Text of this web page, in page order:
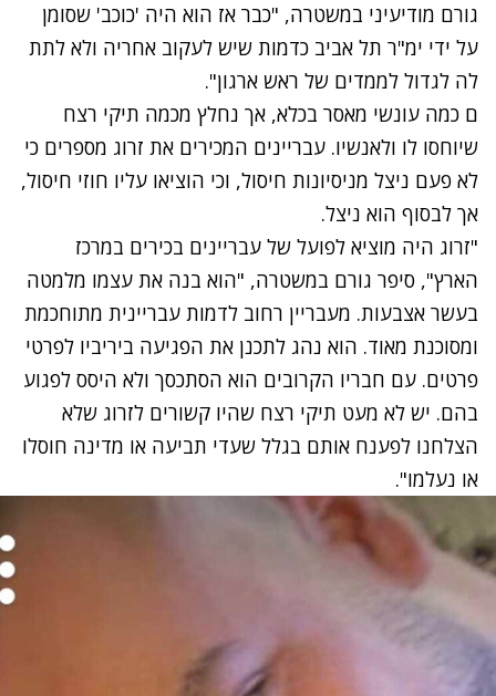
גורם מודיעיני במשטרה, "כבר אז הוא היה 'כוכב' שסומן
על ידי ימ"ר תל אביב כדמות שיש לעקוב אחריה ולא לתת
לה לגדול לממדים של ראש ארגון".
ם כמה עונשי מאסר בכלא, אך נחלץ מכמה תיקי רצח
שיוחסו לו ולאנשיו. עבריינים המכירים את זרוג מספרים כי
לא פעם ניצל מניסיונות חיסול, וכי הוציאו עליו חוזי חיסול,
אך לבסוף הוא ניצל.
"זרוג היה מוציא לפועל של עבריינים בכירים במרכז
הארץ", סיפר גורם במשטרה, "הוא בנה את עצמו מלמטה
בעשר אצבעות. מעבריין רחוב לדמות עבריינית מתוחכמת
ומסוכנת מאוד. הוא נהג לתכנן את הפגיעה ביריביו לפרטי
פרטים. עם חבריו הקרובים הוא הסתכסך ולא היסס לפגוע
בהם. יש לא מעט תיקי רצח שהיו קשורים לזרוג שלא
הצלחנו לפענח אותם בגלל שעדי תביעה או מדינה חוסלו
או נעלמו".